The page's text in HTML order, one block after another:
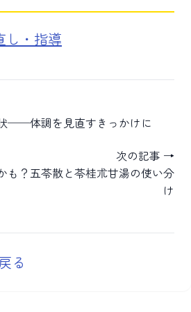
し・指導
──体調を見直すきっかけに
次の記事 →
も？五苓散と苓桂朮甘湯の使い分
け
る